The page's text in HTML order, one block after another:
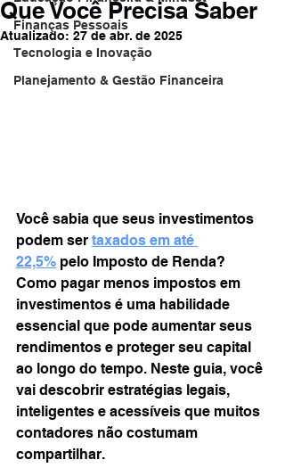
Finanças Pessoais
Tecnologia e Inovação
Planejamento & Gestão Financeira
Que Você Precisa Saber
Atualizado: 27 de abr. de 2025
Você sabia que seus investimentos
podem ser taxados em até
22,5% pelo Imposto de Renda?
Como pagar menos impostos em
investimentos é uma habilidade
essencial que pode aumentar seus
rendimentos e proteger seu capital
ao longo do tempo. Neste guia, você
vai descobrir estratégias legais,
inteligentes e acessíveis que muitos
contadores não costumam
compartilhar.